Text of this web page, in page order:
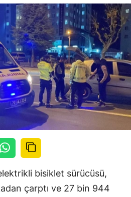
bisiklet sürücüsü,
çarptı ve 27 bin 944